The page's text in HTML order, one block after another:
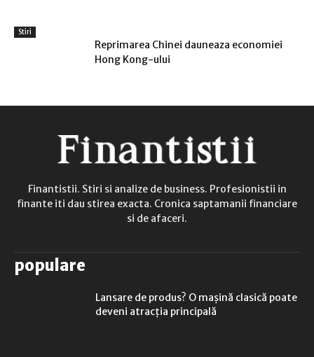
Stiri
Reprimarea Chinei dauneaza economiei
Hong Kong-ului
Finantistii. Stiri si analize de business. Profesionistii in
finante iti dau stirea exacta. Cronica saptamanii financiare
si de afaceri.
populare
Lansare de produs? O mașină clasică poate
deveni atracția principală